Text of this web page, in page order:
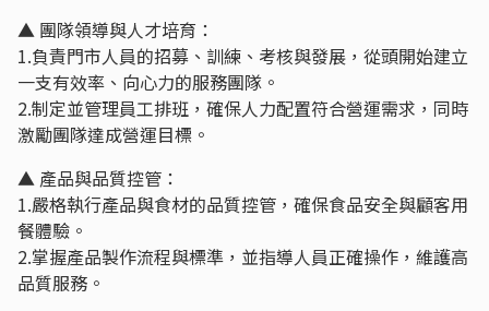
▲ 團隊領導與人才培育：
1.負責門市人員的招募、訓練、考核與發展，從頭開始建立
一支有效率、向心力的服務團隊。
2.制定並管理員工排班，確保人力配置符合營運需求，同時
激勵團隊達成營運目標。
▲ 產品與品質控管：
1.嚴格執行產品與食材的品質控管，確保食品安全與顧客用
餐體驗。
2.掌握產品製作流程與標準，並指導人員正確操作，維護高
品質服務。